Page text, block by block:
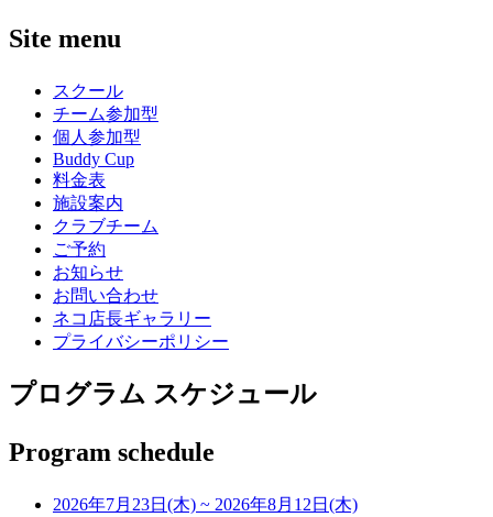
Site menu
スクール
チーム参加型
個人参加型
Buddy Cup
料金表
施設案内
クラブチーム
ご予約
お知らせ
お問い合わせ
ネコ店長ギャラリー
プライバシーポリシー
プログラム スケジュール
Program schedule
2026年7月23日(木) ~ 2026年8月12日(木)